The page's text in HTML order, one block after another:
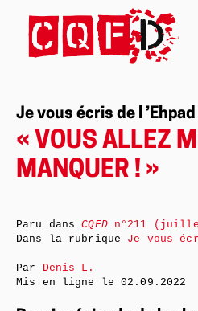
Je vous écris de l
« VOUS ALLEZ
MANQUER ! »
Paru dansCQFDn°211
Dans la rubrique Je vous
Par Denis L.
Mis en ligne le02.09.2022